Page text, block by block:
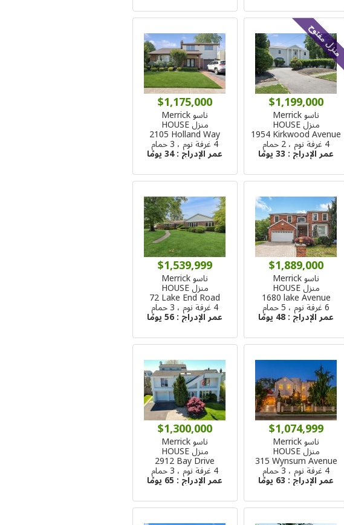
منزل مفتوح
$1,199,000
ناسو Merrick
منزل HOUSE
1954 Kirkwood Avenue
4 غرفة نوم ، 2 حمام
عمر الإدراج : 33 يومًا
$1,175,000
ناسو Merrick
منزل HOUSE
2105 Holland Way
4 غرفة نوم ، 3 حمام
عمر الإدراج :34 يومًا
$1,889,000
ناسو Merrick
منزل HOUSE
1680 lake Avenue
6 غرفة نوم ، 5 حمام
عمر الإدراج :48 يومًا
$1,539,999
ناسو Merrick
منزل HOUSE
72 Lake End Road
4 غرفة نوم ، 3 حمام
عمر الإدراج :56 يومًا
$1,074,999
ناسو Merrick
منزل HOUSE
315 Wynsum Avenue
4 غرفة نوم ، 3 حمام
عمر الإدراج : 63 يومًا
$1,300,000
ناسو Merrick
منزل HOUSE
2912 Bay Drive
4 غرفة نوم ، 3 حمام
عمر الإدراج : 65 يومًا